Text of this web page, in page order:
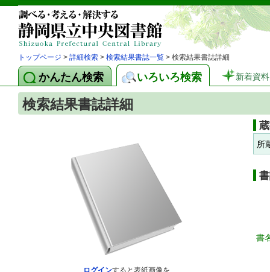
トップページ > 詳細検索 > 検索結果書誌一覧 > 検索結果書誌詳細
かんたん検索 いろいろ検索 新着資料
検索結果書誌詳細
ログインすると表紙画像を
所
書